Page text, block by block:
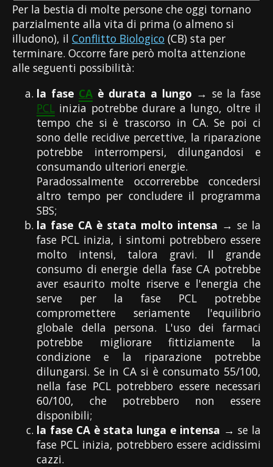
Per la bestia di molte persone che oggi tornano
parzialmente alla vita di prima (o almeno si
illudono), il Conflitto Biologico (CB) sta per
terminare. Occorre fare però molta attenzione
alle seguenti possibilità:
la fase CA è durata a lungo → se la fase
PCL inizia potrebbe durare a lungo, oltre il
tempo che si è trascorso in CA. Se poi ci
sono delle recidive percettive, la riparazione
potrebbe interrompersi, dilungandosi e
consumando ulteriori energie.
Paradossalmente occorrerebbe concedersi
altro tempo per concludere il programma
SBS;
la fase CA è stata molto intensa → se la
fase PCL inizia, i sintomi potrebbero essere
molto intensi, talora gravi. Il grande
consumo di energie della fase CA potrebbe
aver esaurito molte riserve e l'energia che
serve per la fase PCL potrebbe
compromettere seriamente l'equilibrio
globale della persona. L'uso dei farmaci
potrebbe migliorare fittiziamente la
condizione e la riparazione potrebbe
dilungarsi. Se in CA si è consumato 55/100,
nella fase PCL potrebbero essere necessari
60/100, che potrebbero non essere
disponibili;
la fase CA è stata lunga e intensa → se la
fase PCL inizia, potrebbero essere acidissimi
cazzi.